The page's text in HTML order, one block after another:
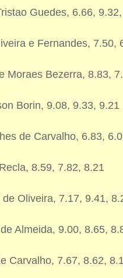
Guedes, 6.66,
e Fernandes, 7.50,
Moraes Bezerra, 8.83,
Borin, 9.08, 9.33, 9.21
de Carvalho, 6.83,
8.59, 7.82, 8.21
Oliveira, 7.17, 9.41,
Almeida, 9.00, 8.65,
Carvalho, 7.67, 8.62,